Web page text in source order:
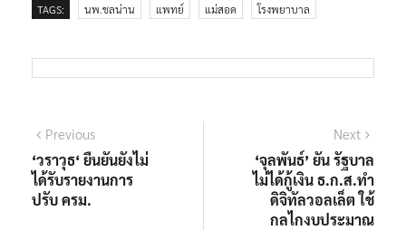
TAGS: นพ.ชลน่าน แพทย์ แม่สอด โรงพยาบาล
แนะแนว
เรื่อง
PreviousPrevious
post:
‘วราวุธ‘ ยืนยันยังไม่
ได้รับรายงานการ
ปรับ ครม.
Next
‘จุลพันธ์’ ยัน รัฐบาล
ไม่ได้กู้เงิน ธ.ก.ส.ทำ
ดิจิทัลวอลเล็ต ใช้
กลไกงบประมาณ